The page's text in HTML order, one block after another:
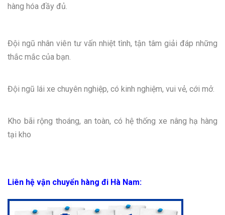
hàng hóa đầy đủ.
Đội ngũ nhân viên tư vấn nhiệt tình, tận tâm giải đáp những
thắc mắc của bạn.
Đội ngũ lái xe chuyên nghiệp, có kinh nghiệm, vui vẻ, cới mở.
Kho bãi rộng thoáng, an toàn, có hệ thống xe nâng hạ hàng
tại kho
Liên hệ vận chuyển hàng đi Hà Nam: